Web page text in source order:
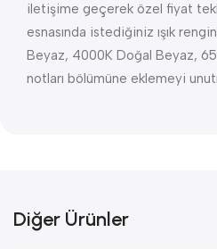
iletişime geçerek özel fiyat
esnasında istediğiniz ışık
Beyaz, 4000K Doğal Beyaz,
notları bölümüne eklemeyi
Diğer Ürünler